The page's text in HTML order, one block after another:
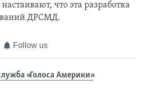
что эта разработка
ДРСМД.
Follow us
«Голоса Америки»